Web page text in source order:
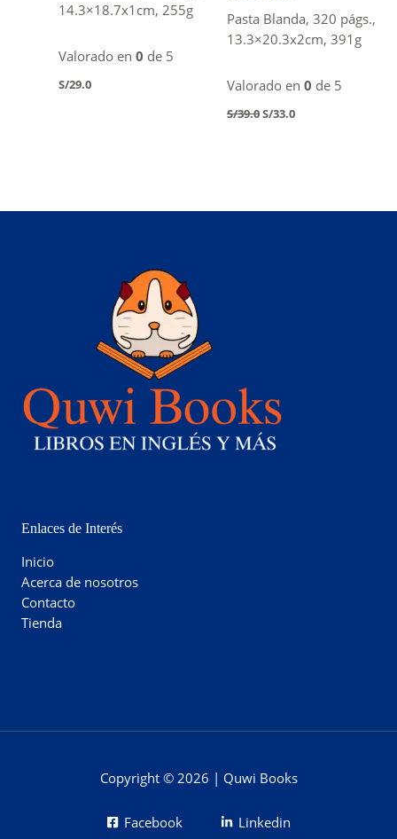
14.3×18.7x1cm, 255g
Valorado en0 de 5
S/29.0
Pasta Blanda, 320 págs.,
13.3×20.3x2cm, 391g
Valorado en 0 de 5
S/39.0Original
S/33.0Current
Enlaces de Interés
Inicio
Acerca de nosotros
Contacto
Tienda
Copyright © 2026 | Quwi Books
Facebook Linkedin